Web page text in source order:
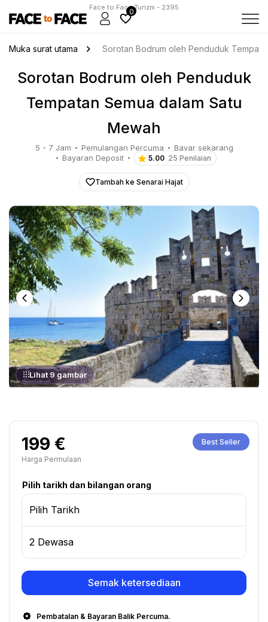
Face to Face Turizm - 2395
0
Muka surat utama Sorotan Bodrum oleh Penduduk
Sorotan Bodrum oleh Penduduk
Tempatan Semua dalam Satu
Mewah
5 - 7 Jam Pemulangan Percuma
Bayar sekarang
Bayaran Deposit
5.00 25 Penilaian
Tambah ke Senarai Hajat
Lihat 9 gambar
Best Seller
199 €
Harga Permulaan
Pilih tarikh dan bilangan orang
Pilih Tarikh
2 Dewasa
Semak ketersediaan
Pembatalan & Bayaran Balik Percuma.